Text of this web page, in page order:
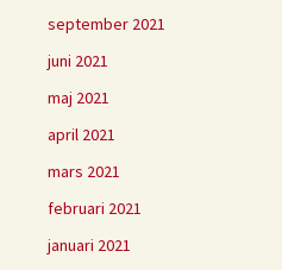
september 2021
juni 2021
maj 2021
april 2021
mars 2021
februari 2021
januari 2021